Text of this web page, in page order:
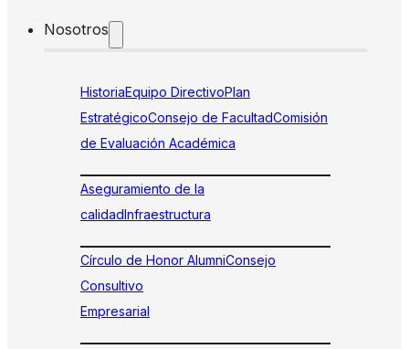
Nosotros
HistoriaEquipo DirectivoPlan
EstratégicoConsejo de FacultadComisión
de Evaluación Académica
Aseguramiento de la
calidadInfraestructura
Círculo de Honor AlumniConsejo
Consultivo
Empresarial